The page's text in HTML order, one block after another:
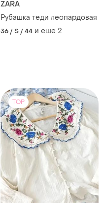
ZARA
Рубашка теди леопардовая
36 / S / 44 и еще 2
TOP